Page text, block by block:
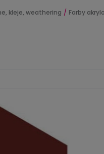
kleje, weathering Farby